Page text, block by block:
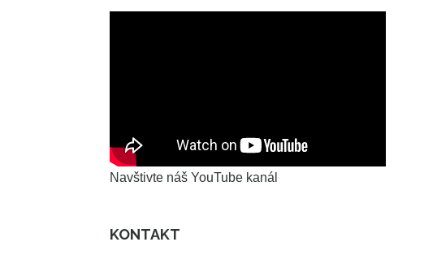
Navštivte náš YouTube kanál
KONTAKT